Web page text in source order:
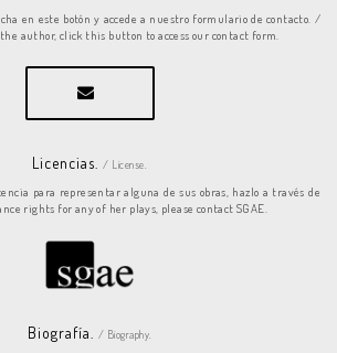
en este botón y accede a nuestro formulario de contacto. /
author, click this button to access our contact form.
Licencias. / License.
para representar alguna de sus obras, hazlo a través de
rights for any of her plays, please contact SGAE.
Biografía. / Biography.